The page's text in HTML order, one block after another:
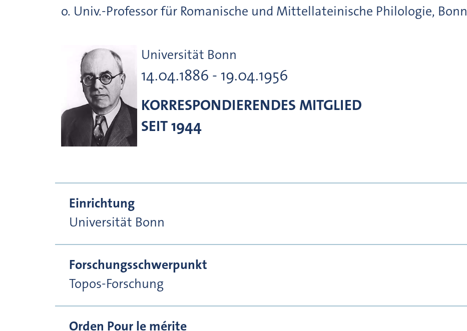
o. Univ.-Professor für Romanische und Mittellateinische Philologie, Bonn
Universität Bonn
14.04.1886 - 19.04.1956
KORRESPONDIERENDES MITGLIED
SEIT 1944
Einrichtung
Universität Bonn
Forschungsschwerpunkt
Topos-Forschung
Orden Pour le mérite